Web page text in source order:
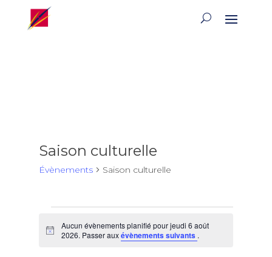
Saison culturelle
Évènements Saison culturelle
for
Notice
Aucun évènements planifié pour jeudi 6 août
2026. Passer auxévènements suivants .